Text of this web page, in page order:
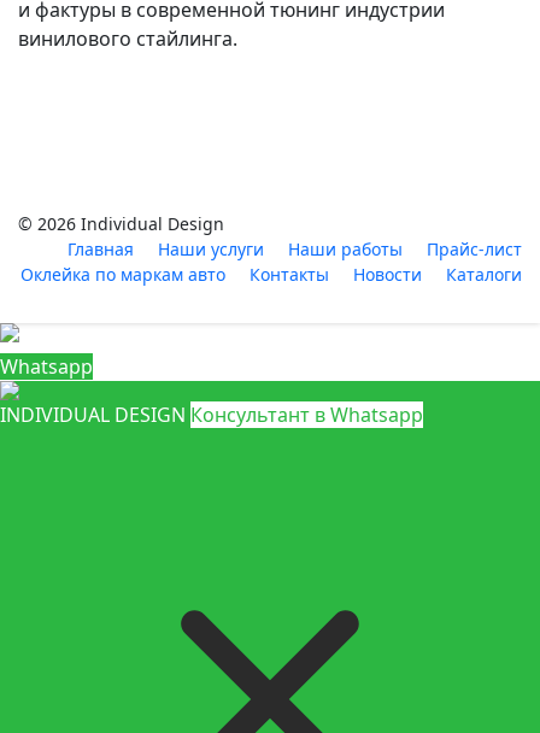
и фактуры в современной тюнинг индустрии
винилового стайлинга.
© 2026 Individual Design
Главная
Наши услуги Наши работы
Прайс-лист
Оклейка по маркам авто
Контакты Новости Каталоги
Whatsapp
INDIVIDUAL DESIGN Консультант в Whatsapp